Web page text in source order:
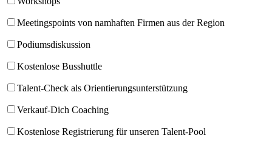
Meetingspoints von namhaften Firmen aus der Region
Podiumsdiskussion
Kostenlose Busshuttle
Talent-Check als Orientierungsunterstützung
Verkauf-Dich Coaching
Kostenlose Registrierung für unseren Talent-Pool